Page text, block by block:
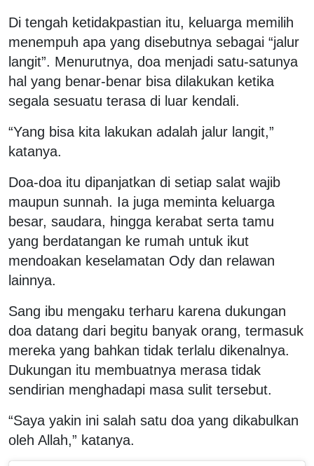
Di tengah ketidakpastian itu, keluarga memilih
menempuh apa yang disebutnya sebagai “jalur
langit”. Menurutnya, doa menjadi satu-satunya
hal yang benar-benar bisa dilakukan ketika
segala sesuatu terasa di luar kendali.
“Yang bisa kita lakukan adalah jalur langit,”
katanya.
Doa-doa itu dipanjatkan di setiap salat wajib
maupun sunnah. Ia juga meminta keluarga
besar, saudara, hingga kerabat serta tamu
yang berdatangan ke rumah untuk ikut
mendoakan keselamatan Ody dan relawan
lainnya.
Sang ibu mengaku terharu karena dukungan
doa datang dari begitu banyak orang, termasuk
mereka yang bahkan tidak terlalu dikenalnya.
Dukungan itu membuatnya merasa tidak
sendirian menghadapi masa sulit tersebut.
“Saya yakin ini salah satu doa yang dikabulkan
oleh Allah,” katanya.